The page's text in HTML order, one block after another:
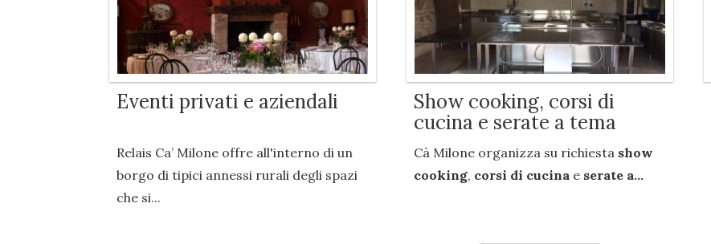
Eventi privati e aziendali
Relais Ca’ Milone offre all'interno di un
borgo di tipici annessi rurali degli spazi
che si...
Show cooking, corsi di
cucina e serate a tema
Cà Milone organizza su richiesta show
cooking, corsi di cucina e serate a...